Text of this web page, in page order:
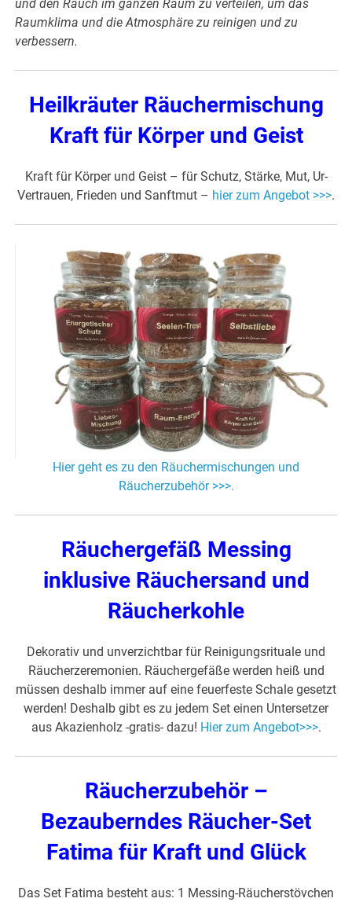
und den Rauch im ganzen Raum zu verteilen, um das
Raumklima und die Atmosphäre zu reinigen und zu
verbessern.
Heilkräuter Räuchermischung
Kraft für Körper und Geist
Kraft für Körper und Geist – für Schutz, Stärke, Mut, Ur-
Vertrauen, Frieden und Sanftmut – hier zum Angebot >>>.
Hier geht es zu den Räuchermischungen und
Räucherzubehör >>>.
Räuchergefäß Messing
inklusive Räuchersand und
Räucherkohle
Dekorativ und unverzichtbar für Reinigungsrituale und
Räucherzeremonien. Räuchergefäße werden heiß und
müssen deshalb immer auf eine feuerfeste Schale gesetzt
werden! Deshalb gibt es zu jedem Set einen Untersetzer
aus Akazienholz -gratis- dazu! Hier zum Angebot>>>.
Räucherzubehör –
Bezauberndes Räucher-Set
Fatima für Kraft und Glück
Das Set Fatima besteht aus: 1 Messing-Räucherstövchen